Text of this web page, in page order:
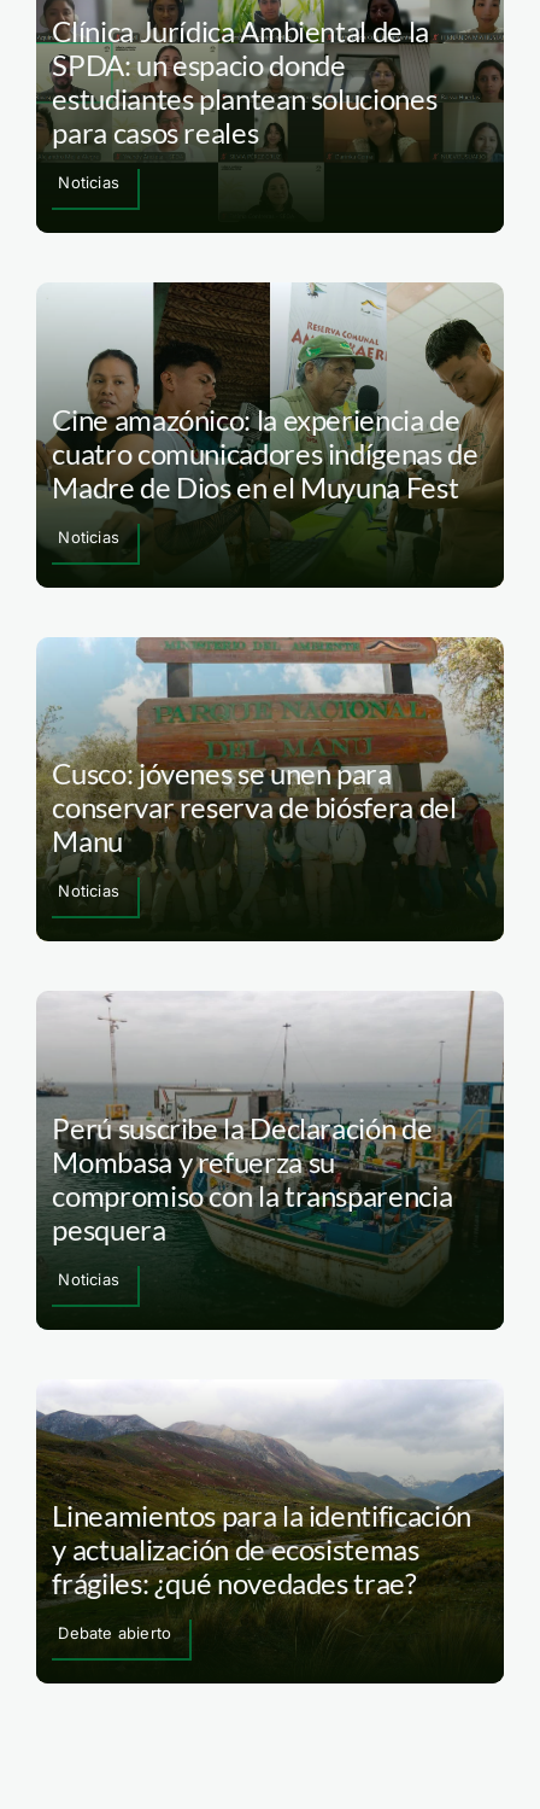
Clínica Jurídica Ambiental de la
SPDA: un espacio donde
estudiantes plantean soluciones
para casos reales
Noticias
Cine amazónico: la experiencia de
cuatro comunicadores indígenas de
Madre de Dios en el Muyuna Fest
Noticias
Cusco: jóvenes se unen para
conservar reserva de biósfera del
Manu
Noticias
Perú suscribe la Declaración de
Mombasa y refuerza su
compromiso con la transparencia
pesquera
Noticias
Lineamientos para la identificación
y actualización de ecosistemas
frágiles: ¿qué novedades trae?
Debate abierto